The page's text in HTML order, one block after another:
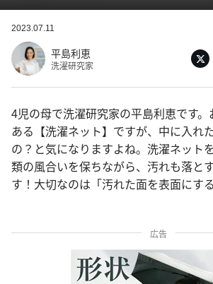
2023.07.11
平島利恵
洗濯研究家
4児の母で洗濯研究家の平島利恵です
ある【洗濯ネット】ですが、中に入れ
の？と気になりますよね。洗濯ネット
類の風合いを保ちながら、汚れも落と
す！大切なのは「汚れた面を表面にす
広告